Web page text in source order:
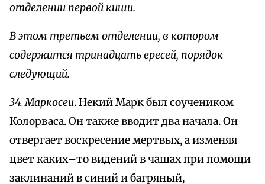
отделении первой киши.
В этом третьем отделении, в котором
содержится тринадцать ересей, порядок
следующий.
34. Mapкосеи. Некий Марк был соучеником
Колорваса. Он также вводит два начала. Он
отвергает воскресение мертвых, а изменяя
цвет каких–то видений в чашах при помощи
заклинаний в синий и багряный,